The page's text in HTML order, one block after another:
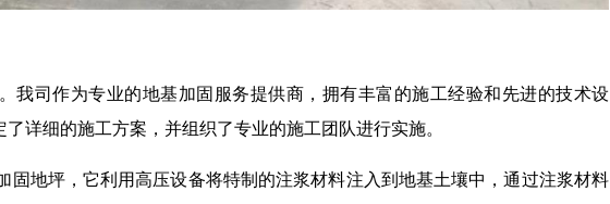
我司作为专业的地基加固服务提供商，拥有丰富的施工经验和先进的技术设
详细的施工方案，并组织了专业的施工团队进行实施。
固地坪，它利用高压设备将特制的注浆材料注入到地基土壤中，通过注浆材料